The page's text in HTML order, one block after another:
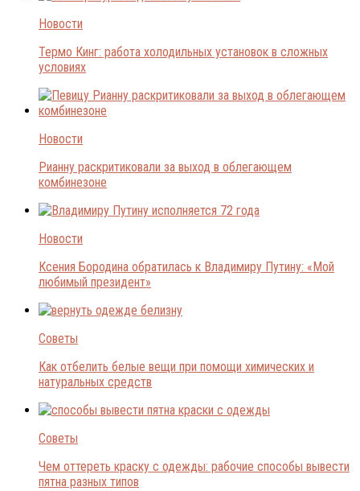
Новости
Термо Кинг: работа холодильных установок в сложных
условиях
Новости
Рианну раскритиковали за выход в облегающем
комбинезоне
Новости
Ксения Бородина обратилась к Владимиру Путину: «Мой
любимый президент»
Советы
Как отбелить белые вещи при помощи химических и
натуральных средств
Советы
Чем оттереть краску с одежды: рабочие способы вывести
пятна разных типов